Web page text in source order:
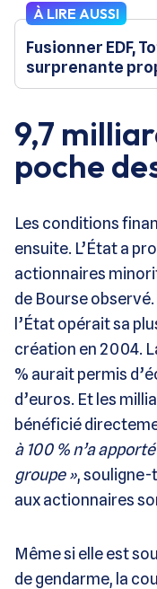
À LIRE AUSSI
Fusionner EDF,
surprenante
9,7
poche
Les conditions
ensuite. L’État a
actionnaires
de Bourse
l’État opérait sa
création en 2004.
% aurait permis
d’euros. Et les
bénéficié
à 100 % n’a
groupe », souligne-
aux actionnaires
Même si elle est
de gendarme, la